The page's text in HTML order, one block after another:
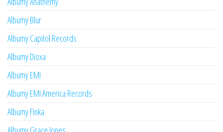
Albumy Blur
Albumy Capitol Records
Albumy Dioxa
Albumy EMI
Albumy EMI America Records
Albumy Finka